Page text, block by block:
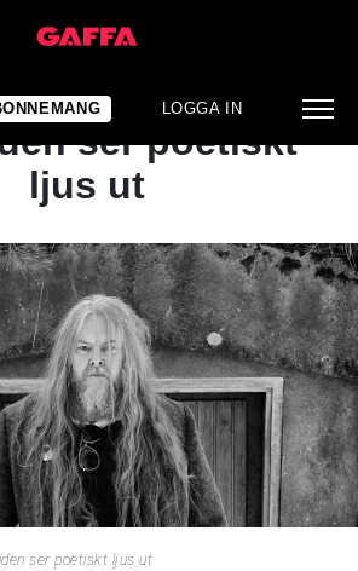
LOGGA IN
ARTIKEL
JUST NU:
ser poetiskt
ljus ut
ser poetiskt ljus ut